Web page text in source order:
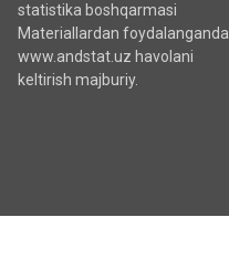
statistika boshqarmasi
Materiallardan foydalanganda
www.andstat.uz havolani
keltirish majburiy.